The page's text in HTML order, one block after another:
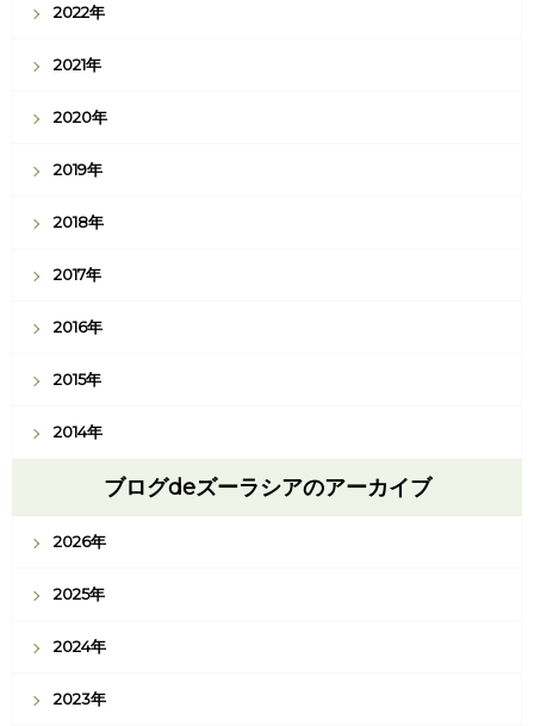
2022年
2021年
2020年
2019年
2018年
2017年
2016年
2015年
2014年
ブログdeズーラシアのアーカイブ
2026年
2025年
2024年
2023年